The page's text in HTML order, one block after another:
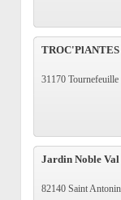
31170 Tournefeuille
Jardin Noble Val
82140 Saint Antonin